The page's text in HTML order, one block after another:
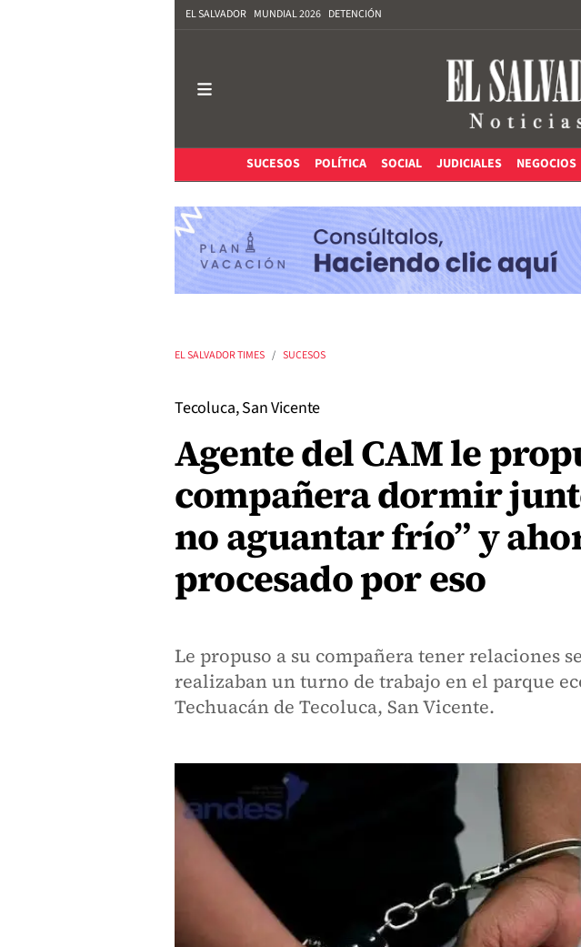
EL SALVADOR MUNDIAL 2026 DETENCIÓN
SUCESOS
POLÍTICA SOCIAL JUDICIALES NEGOCIOS
EL SALVADOR TIMES SUCESOS
Tecoluca, San Vicente
Agente del CAM le
compañera dormir
no aguantar frío” y
procesado por eso
Le propuso a su compañera tener relaciones
realizaban un turno de trabajo en el parque
Techuacán de Tecoluca, San Vicente.